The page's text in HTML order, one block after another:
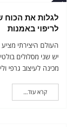
לגלות את הכוח
לריפוי באמנות
העולם היצירתי
יש שני מסלולים
מכינה לעיצוב גרפי
קרא עוד...